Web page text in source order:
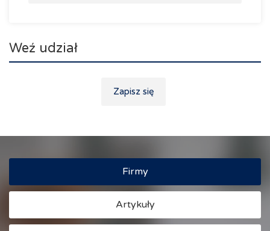
Weź udział
Zapisz się
Firmy
Artykuły